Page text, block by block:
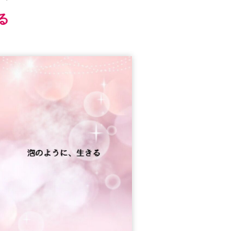
大学内で翔和と倉岩円歌が付き合っていると
を機に、翔和に対する不毛な片想いに区切
た菫は、合コンに出かける。そこで酔い潰さ
うになっていた所を助けたのは他でもない翔
解から、翔和に誰でもいいから男に抱かれよう
しまった菫。 「男だったら、誰でも良いんで
が抱いてあげる。」 誤解をされたまま、セフレ
2人。心はとても苦しいのに身体は彼を拒めな
知らせてあげる。今君を抱いているのは誰なの
なんて、絶対に行かせない。」 【真面目で純
一途な従弟】 【過去を引きずる次女×不器用
恋愛には奥手な三女×物静かだけど獣な同級